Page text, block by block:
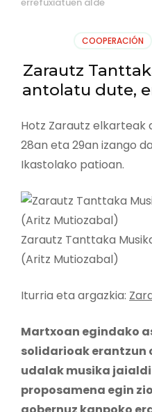
COOPERACIÓN
Zarautz
antolatu dute,
Hotz Zarautz elkarteak
28an eta 29an izango
Ikastolako patioan.
Zarautz Tanttaka
(Aritz Mutiozabal)
Iturria eta argazkia:
Martxoan egindako
solidarioak erantzun
udalak musika
proposamena egin